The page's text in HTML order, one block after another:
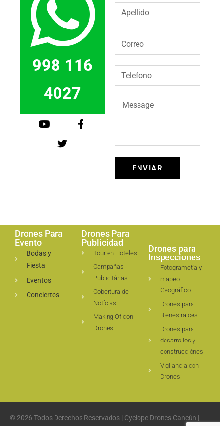
998 116
4027
ENVIAR
Drones Para
Evento
Bodas y
Fiesta
Eventos
Conciertos
Drones Para
Publicidad
Tour en Hoteles
Campañas
Publicitàrias
Cobertura de
Notícias
Making Of con
Drones
Drones para
Inspecciones
Fotogrametía y
mapeo
Geográfico
Drones para
Bienes raices
Drones para
desarrollos y
construcciónes
Vigilancia con
Drones
© 2026 Todos Derechos Reservados | Cyclope Drones Cancún |